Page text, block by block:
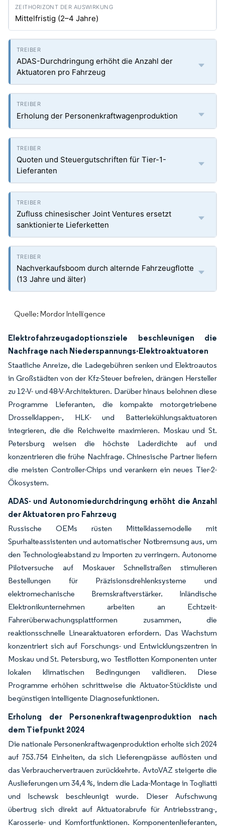
Mittelfristig (2–4 Jahre)
ADAS-Durchdringung erhöht die Anzahl der
Aktuatoren pro Fahrzeug
Erholung der Personenkraftwagenproduktion
Quoten und Steuergutschriften für Tier-1-
Lieferanten
Zufluss chinesischer Joint Ventures ersetzt
sanktionierte Lieferketten
Nachverkaufsboom durch alternde Fahrzeugflotte
(13 Jahre und älter)
Quelle: Mordor Intelligence
Elektrofahrzeugadoptionsziele beschleunigen die
Nachfrage nach Niederspannungs-Elektroaktuatoren
Staatliche Anreize, die Ladegebühren senken und Elektroautos
in Großstädten von der Kfz-Steuer befreien, drängen Hersteller
zu 12-V- und 48-V-Architekturen. Darüber hinaus belohnen diese
Programme Lieferanten, die kompakte motorgetriebene
Drosselklappen-, HLK- und Batteriekühlungsaktuatoren
integrieren, die die Reichweite maximieren. Moskau und St.
Petersburg weisen die höchste Laderdichte auf und
konzentrieren die frühe Nachfrage. Chinesische Partner liefern
die meisten Controller-Chips und verankern ein neues Tier-2-
Ökosystem.
ADAS- und Autonomiedurchdringung erhöht die Anzahl
der Aktuatoren pro Fahrzeug
Russische OEMs rüsten Mittelklassemodelle mit
Spurhalteassistenten und automatischer Notbremsung aus, um
den Technologieabstand zu Importen zu verringern. Autonome
Pilotversuche auf Moskauer Schnellstraßen stimulieren
Bestellungen für Präzisionsdrehlenksysteme und
elektromechanische Bremskraftverstärker. Inländische
Elektronikunternehmen arbeiten an Echtzeit-
Fahrerüberwachungsplattformen zusammen, die
reaktionsschnelle Linearaktuatoren erfordern. Das Wachstum
konzentriert sich auf Forschungs- und Entwicklungszentren in
Moskau und St. Petersburg, wo Testflotten Komponenten unter
lokalen klimatischen Bedingungen validieren. Diese
Programme erhöhen schrittweise die Aktuator-Stückliste und
begünstigen intelligente Diagnosefunktionen.
Erholung der Personenkraftwagenproduktion nach
dem Tiefpunkt 2024
Die nationale Personenkraftwagenproduktion erholte sich 2024
auf 753.754 Einheiten, da sich Lieferengpässe auflösten und
das Verbrauchervertrauen zurückkehrte. AvtoVAZ steigerte die
Auslieferungen um 34,4 %, indem die Lada-Montage in Togliatti
und Ischewsk beschleunigt wurde. Dieser Aufschwung
übertrug sich direkt auf Aktuatorabrufe für Antriebsstrang-,
Karosserie- und Komfortfunktionen. Komponentenlieferanten,